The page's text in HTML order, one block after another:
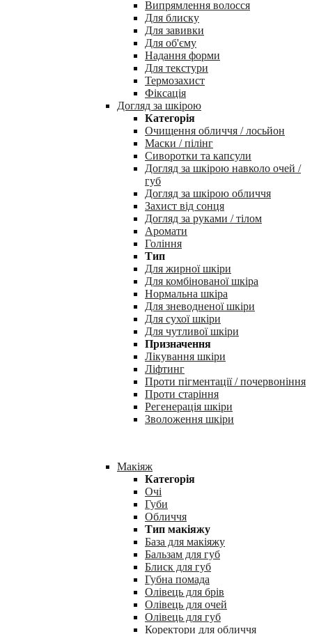
Випрямлення волосся
Для блиску
Для завивки
Для об'єму
Надання форми
Для текстури
Термозахист
Фіксація
Догляд за шкірою
Категорія
Очищення обличчя / лосьйон
Маски / пілінг
Сиворотки та капсули
Догляд за шкірою навколо очей /
губ
Догляд за шкірою обличчя
Захист від сонця
Догляд за руками / тілом
Аромати
Гоління
Тип
Для жирної шкіри
Для комбінованої шкіра
Нормальна шкіра
Для зневодненої шкіри
Для сухої шкіри
Для чутливої шкіри
Призначення
Лікування шкіри
Ліфтинг
Проти пігментації / почервоніння
Проти старіння
Регенерація шкіри
Зволоження шкіри
Макіяж
Категорія
Очі
Губи
Обличчя
Тип макіяжу
База для макіяжу
Бальзам для губ
Блиск для губ
Губна помада
Олівець для брів
Олівець для очей
Олівець для губ
Коректори для обличчя